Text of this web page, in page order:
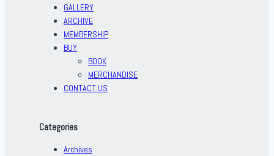
GALLERY
ARCHIVE
MEMBERSHIP
BUY
BOOK
MERCHANDISE
CONTACT US
Categories
Archives